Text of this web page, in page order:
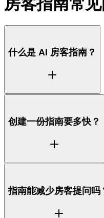
什么是 AI 房客指南？
骤、Wi-Fi、房屋规则
你的房源详情自动生成
创建一份指南要多快？
Memory 起草一份指南
容。不用从一张白纸开
指南能减少房客提问吗